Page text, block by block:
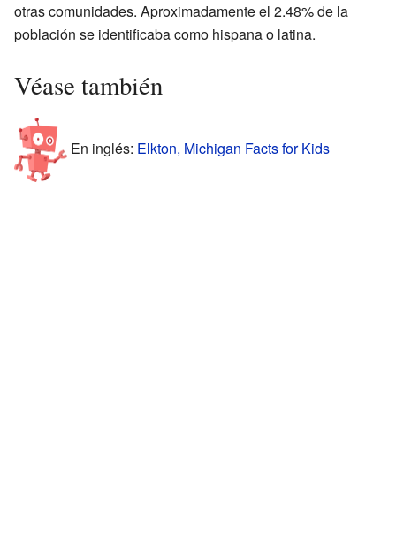
otras comunidades. Aproximadamente el 2.48% de la
población se identificaba como hispana o latina.
Véase también
En inglés: Elkton, Michigan Facts for Kids